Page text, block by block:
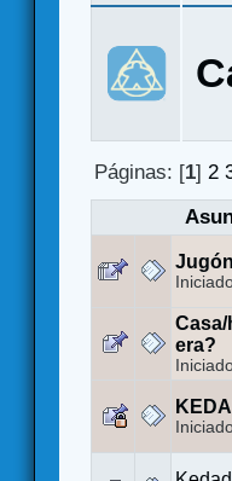
Páginas: [1]2
era?